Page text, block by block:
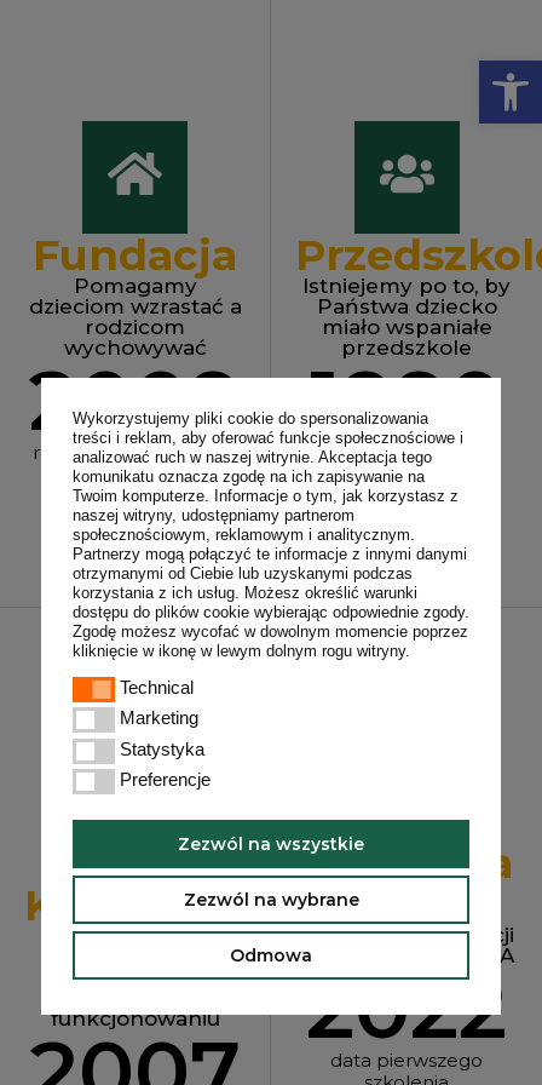
Wykorzystujemy pliki cookie do spersonalizowania
treści i reklam, aby oferować funkcje społecznościowe i
analizować ruch w naszej witrynie. Akceptacja tego
komunikatu oznacza zgodę na ich zapisywanie na
Twoim komputerze. Informacje o tym, jak korzystasz z
naszej witryny, udostępniamy partnerom
społecznościowym, reklamowym i analitycznym.
Partnerzy mogą połączyć te informacje z innymi danymi
otrzymanymi od Ciebie lub uzyskanymi podczas
korzystania z ich usług. Możesz określić warunki
dostępu do plików cookie wybierając odpowiednie zgody.
Zgodę możesz wycofać w dowolnym momencie poprzez
kliknięcie w ikonę w lewym dolnym rogu witryny.
TechnicalTechnical
MarketingMarketing
StatystykaStatystyka
PreferencjePreferencje
Zezwól na wszystkie
Zezwól na wybrane
Odmowa
Fundacja
Pomagamy
dzieciom wzrastać a
rodzicom
wychowywać
2009
rok powstania fundacji
Istniejemy po to, by
Państwa dziecko
miało wspaniałe
przedszkole
1990
rok powstania
przedszkola
Punkt
Konsultacyjny
Zajęcia dla dzieci,
problemy w
funkcjonowaniu
Szkolenia
Centrum
Nauczycieli Fundacji
CZAS DZIECIŃSTWA
2022
data pierwszego